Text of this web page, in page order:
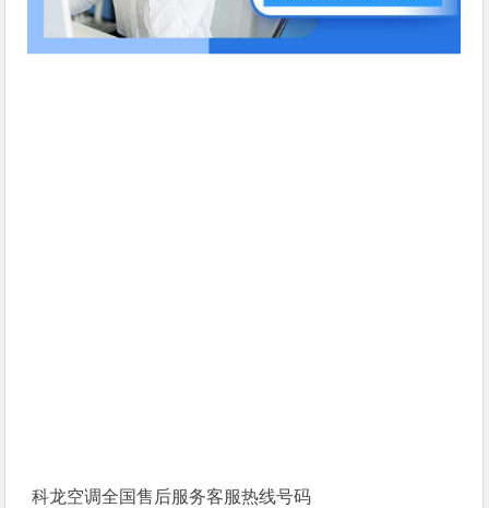
科龙空调全国售后服务客服热线号码